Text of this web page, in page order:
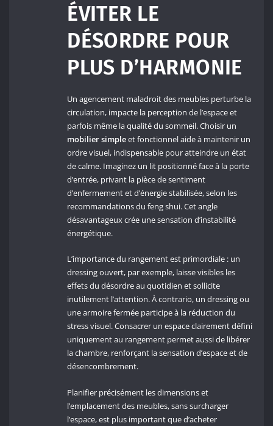
ÉVITER LE
DÉSORDRE POUR
PLUS D’HARMONIE
Un agencement maladroit des meubles perturbe la
circulation, impacte la perception de l’espace et
parfois même la qualité du sommeil. Choisir un
mobilier simpleet fonctionnel aide à maintenir un
ordre visuel, indispensable pour atteindre un état
de calme. Imaginez un lit positionné face à la porte
d’entrée, privant la pièce de sentiment
d’enfermement et d’énergie stabilisée, selon les
recommandations du feng shui. Cet angle
désavantageux crée une sensation d’instabilité
énergétique.
L’importance du rangement est primordiale : un
dressing ouvert, par exemple, laisse visibles les
effets du désordre au quotidien et sollicite
inutilement l’attention. À contrario, un dressing ou
une armoire fermée participe à la réduction du
stress visuel. Consacrer un espace clairement défini
uniquement au rangement permet aussi de libérer
la chambre, renforçant la sensation d’espace et de
désencombrement.
Planifier précisément les dimensions et
l’emplacement des meubles, sans surcharger
l’espace, est plus important que d’acheter